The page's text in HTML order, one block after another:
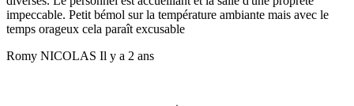
impeccable. Petit bémol sur la température ambiante mais avec le
temps orageux cela paraît excusable
Romy NICOLAS Il y a 2 ans